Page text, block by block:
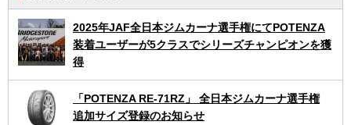
2025年JAF全日本ジムカーナ選手権にてPOTENZA
装着ユーザーが5クラスでシリーズチャンピオンを獲
得
「POTENZA RE-71RZ」 全日本ジムカーナ選手権
追加サイズ登録のお知らせ